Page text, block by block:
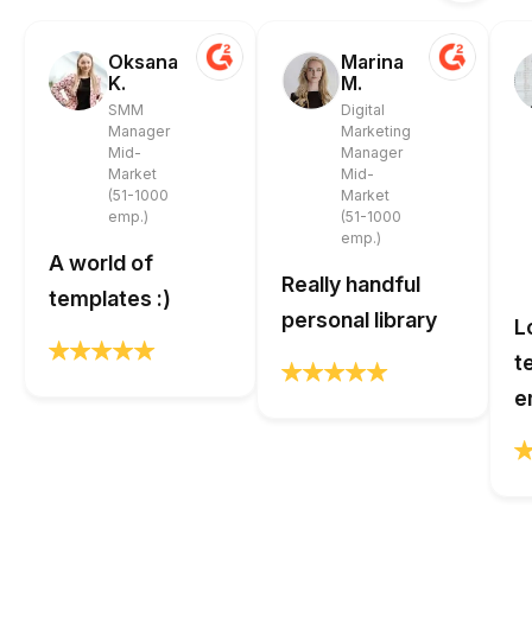
Oksana
K.
SMM
Manager
Mid-
Market
(51-1000
emp.)
A world of
templates :)
Marina
M.
Digital
Marketing
Manager
Mid-
Market
(51-1000
emp.)
Really handful
personal library